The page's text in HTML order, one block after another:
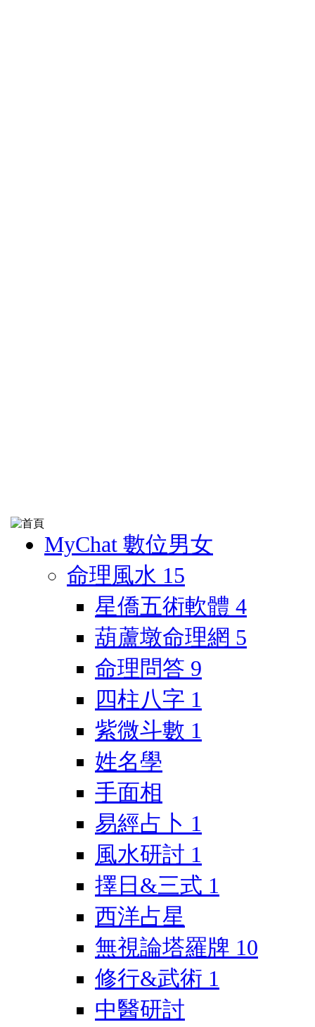
MyChat 數位男女
命理風水 15
星僑五術軟體 4
葫蘆墩命理網 5
命理問答 9
四柱八字 1
紫微斗數 1
姓名學
手面相
易經占卜 1
風水研討 1
擇日&三式 1
西洋占星
無視論塔羅牌 10
修行&武術 1
中醫研討